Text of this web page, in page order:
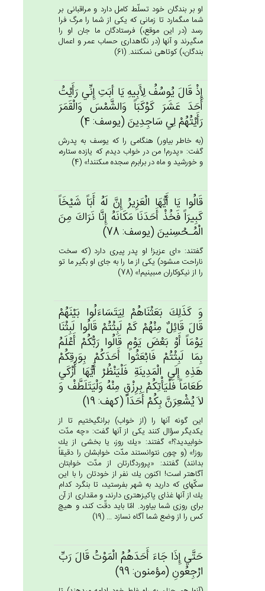
او بر بندگان خود تسلّط كامل دارد و مراقبانى بر
شما مى‏گمارد تا زمانى كه يكى از شما را مرگ فرا
رسد (در اين موقع،) فرستادگان ما جان او را
مى‏گيرند و آنها (در نگاهدارى حساب عمر و اعمال
بندگان،) كوتاهى نمى‏كنند. (61)
إِذْ قَال‌َ يُوسُف‌ُ لِأَبِيه‌ِ يَا أبَت‌ِ إِنِّي‌ رَأَيْت‌ُ
أَحَدَ عَشَرَ كَوْكَبَاً وَالشَّمْس‌َ وَالْقَمَرَ
رَأَيْتُهُم‌ْ لِي‌ سَاجِدِين‌َ (يوسف: 4)
(به خاطر بياور) هنگامى را كه يوسف به پدرش
گفت: «پدرم! من در خواب ديدم كه يازده ستاره،
و خورشيد و ماه در برابرم سجده مى‏كنند!» (4)
قَالُوا يَا أَيُّهَا الْعَزِيرُ إِن‌َّ لَه‌ُ أَبَاً شَيْخَاً
كَبِيرَاً فَخُذْ أَحَدَنَا مَكَانَه‌ُ إِنَّا نَرَاك‌َ مِن‌َ
الْمُـحْسِنين‌َ (يوسف: 78)
گفتند: «اى عزيز! او پدر پيرى دارد (كه سخت
ناراحت مى‏شود) يكى از ما را به جاى او بگير ما تو
را از نيكوكاران مى‏بينيم!» (78)
وَ كَذَلِك‌َ بَعَثْنَاهُم‌ْ لِيَتَسَاءَلُوا بَيْنَهُم‌ْ
قَال‌َ قَائِل‌ٌ مِنْهُم‌ْ كَم‌ْ لَبِثْتُم‌ْ قَالُوا لَبِثْنَا
يَوْمَاً أَوْ بَعْض‌َ يَوْم‌ٍ قَالُوا رَبُّكُم‌ْ أَعْلَم‌ُ
بِمَا لَبِثْتُم‌ْ فَابْعَثُوا أَحَدَكُمْ‌ بِوَرِقِكُم‌ْ
هَذِه‌ِ إِلَي‌ الْمَدِينَة‌ِ فَلْيَنْظُرْ أَيُّهَا أَزْكَي‌
طَعَامَاً فَلْيَأْتِكُمْ‌ بِرِزْق‌ٍ مِنْه‌ُ وَلْيَتَلَطَّف‌ْ وَ
لاَ يُشْعِرَن‌َّ بِكُم‌ْ أَحَدَاً (كهف: 19)
اين گونه آنها را (از خواب) برانگيختيم تا از
يكديگر سؤال كنند يكى از آنها گفت: «چه مدّت
خوابيديد؟!» گفتند: «يك روز، يا بخشى از يك
روز!» (و چون نتوانستند مدّت خوابشان را دقيقاً
بدانند) گفتند: «پروردگارتان از مدّت خوابتان
آگاهتر است! اكنون يك نفر از خودتان را با اين
سكّه‏اى كه داريد به شهر بفرستيد، تا بنگرد كدام
يك از آنها غذاى پاكيزه‏ترى دارند، و مقدارى از آن
براى روزى شما بياورد. امّا بايد دقّت كند، و هيچ
كس را از وضع شما آگاه نسازد ... (19)
حَتَّي‌ إِذَا جَاءَ أَحَدَهُم‌ُ الْمَوْت‌ُ قَال‌َ رَب‌ِّ
ارْجِعُون‌ِ (مؤمنون: 99)